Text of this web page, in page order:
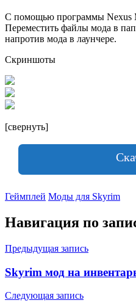
С помощью программы Nexus
Переместить файлы мода в
напротив мода в лаунчере.
Скриншоты
[свернуть]
Геймплей Моды для Skyrim
Навигация по
Предыдущая запись
Skyrim мод на
Следующая запись